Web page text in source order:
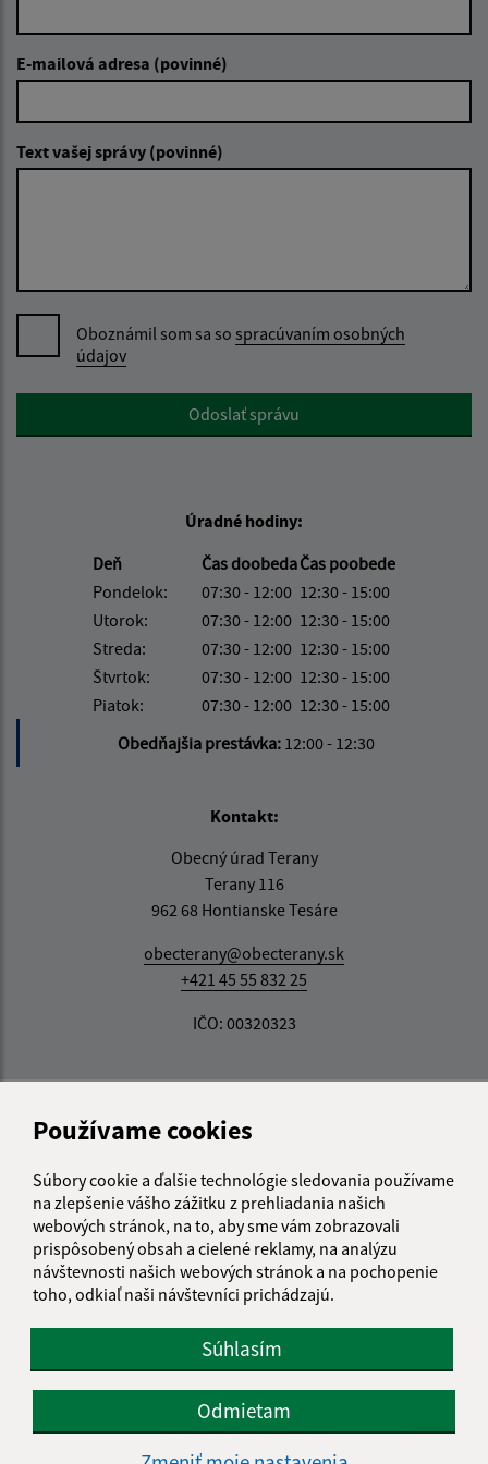
Používame cookies
Súbory cookie a ďalšie technológie sledovania používame
na zlepšenie vášho zážitku z prehliadania našich
webových stránok, na to, aby sme vám zobrazovali
prispôsobený obsah a cielené reklamy, na analýzu
návštevnosti našich webových stránok a na pochopenie
toho, odkiaľ naši návštevníci prichádzajú.
Súhlasím
Odmietam
E-mailová adresa (povinné)
Text vašej správy (povinné)
Oboznámil som sa so spracúvaním osobných
údajov
Google reCaptcha ResponseOdoslať správu
Úradné hodiny:
Deň
Čas doobedaČas poobede
Pondelok:
07:30 - 12:00 12:30 - 15:00
Utorok:
07:30 - 12:00 12:30 - 15:00
Streda:
07:30 - 12:00 12:30 - 15:00
Štvrtok:
07:30 - 12:00 12:30 - 15:00
Piatok:
07:30 - 12:00 12:30 - 15:00
Obedňajšia prestávka: 12:00 - 12:30
Kontakt:
Obecný úrad Terany
Terany 116
962 68 Hontianske Tesáre
obecterany@obecterany.sk
+421 45 55 832 25
IČO: 00320323
Informácie o stránke: